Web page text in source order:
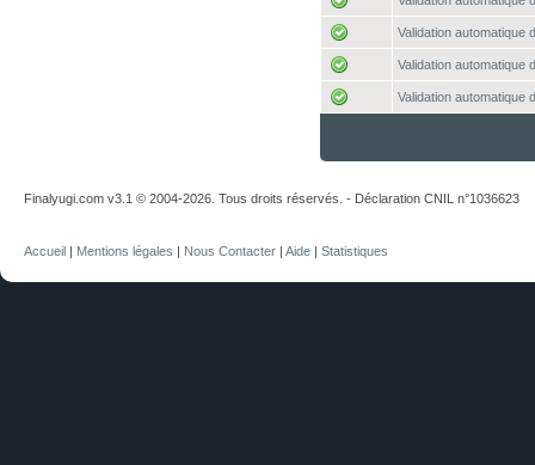
Validation automatique
Validation automatique
Validation automatique
Finalyugi.com v3.1 © 2004-2026. Tous droits réservés. - Déclaration CNIL n°1036623
Accueil | Mentions légales | Nous Contacter | Aide | Statistiques